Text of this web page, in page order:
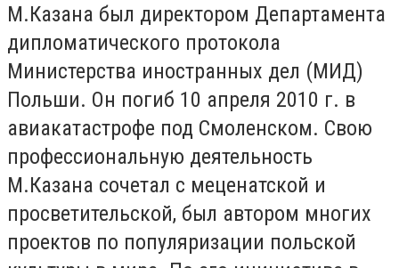
М.Казана был директором Департамента
дипломатического протокола
Министерства иностранных дел (МИД)
Польши. Он погиб 10 апреля 2010 г. в
авиакатастрофе под Смоленском. Свою
профессиональную деятельность
М.Казана сочетал с меценатской и
просветительской, был автором многих
проектов по популяризации польской